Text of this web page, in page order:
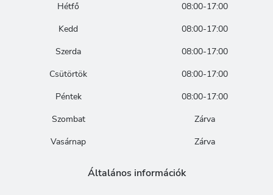
Hétfő
08:00-17:00
Kedd
08:00-17:00
Szerda
08:00-17:00
Csütörtök
08:00-17:00
Péntek
08:00-17:00
Szombat
Zárva
Vasárnap
Zárva
Általános információk